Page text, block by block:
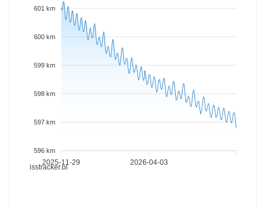
isstracker.pl
601 km
600 km
599 km
598 km
597 km
596 km
2025-11-29 2026-04-03